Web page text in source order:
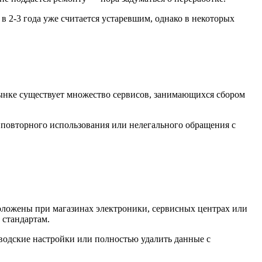
2-3 года уже считается устаревшим, однако в некоторых
существует множество сервисов, занимающихся сбором
использования или нелегального обращения с
при магазинах электроники, сервисных центрах или
настройки или полностью удалить данные с